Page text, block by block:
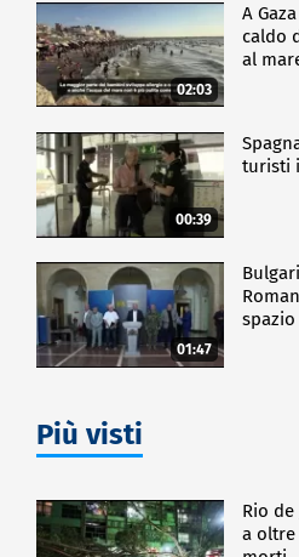
02:03
A
caldo
al
00:39
turisti
01:47
Più visti
Rio
a oltre